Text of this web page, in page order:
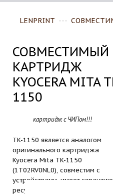
LENPRINT ---
СОВМЕСТИМЫЙ
КАРТРИДЖ
KYOCERA MITA
1150
картридж с ЧИПом!!!
TK-1150 является аналогом
оригинального картриджа
Kyocera Mita TK-1150
(1T02RV0NL0), совместим с
устройствами, имеет
ресурс печати.